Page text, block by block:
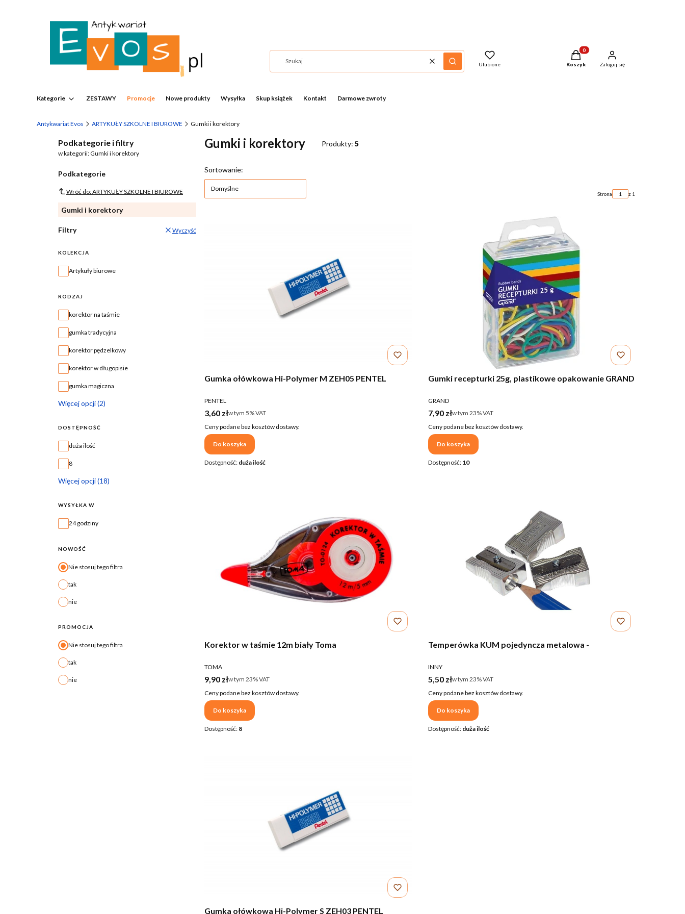
WyczyśćSzukaj Ulubione
Produkty w koszyku: 0. Zobacz
Koszyk Zaloguj się
Kategorie ZESTAWY Promocje Nowe produkty Wysyłka Skup książek Kontakt Darmowe zwroty
Antykwariat Evos ARTYKUŁY SZKOLNE I BIUROWE Gumki i korektory
Podkategorie i filtry
w kategorii: Gumki i korektory
Podkategorie
Wróć do: ARTYKUŁY SZKOLNE I BIUROWE
Gumki i korektory
Filtry Wyczyść
KOLEKCJA
Kolekcja
Artykuły biurowe
RODZAJ
Rodzajkorektor na taśmie
gumka tradycyjna
korektor pędzelkowy
korektor w długopisie
gumka magiczna
Więcej opcji (2)
DOSTĘPNOŚĆ
Dostępność
duża ilość
8
Więcej opcji (18)
WYSYŁKA W
Wysyłka w
24 godziny
NOWOŚĆ
Nie stosuj tego filtra
tak
nie
PROMOCJA
Nie stosuj tego filtra
tak
nie
Gumki i korektory Produkty: 5
Lista produktów
Sortowanie:
Domyślne
Strona z 1
Gumka ołówkowa Hi-Polymer M ZEH05 PENTEL
PRODUCENT
PENTEL
Cena brutto
3,60 złw tym %s VAT
w tym 5%VAT
Ceny podane bez kosztów dostawy.
Do koszyka
Dostępność: duża ilość
Gumki recepturki 25g, plastikowe opakowanie GRAND
PRODUCENT
GRAND
Cena brutto
7,90 złw tym %s VAT
w tym 23%VAT
Ceny podane bez kosztów dostawy.
Do koszyka
Dostępność: 10
Korektor w taśmie 12m biały Toma
PRODUCENT
TOMA
Cena brutto
9,90 złw tym %s VAT
w tym 23%VAT
Ceny podane bez kosztów dostawy.
Do koszyka
Dostępność: 8
Temperówka KUM pojedyncza metalowa -
PRODUCENT
INNY
Cena brutto
5,50 złw tym %s VAT
w tym 23%VAT
Ceny podane bez kosztów dostawy.
Do koszyka
Dostępność: duża ilość
Gumka ołówkowa Hi-Polymer S ZEH03 PENTEL